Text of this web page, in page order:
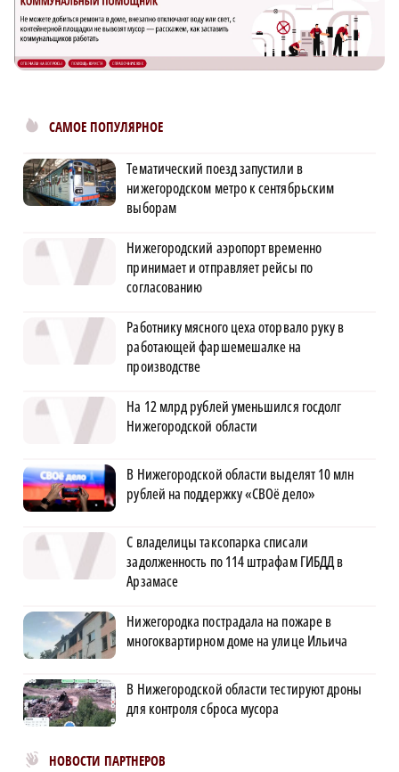
САМОЕ ПОПУЛЯРНОЕ
Тематический поезд запустили в
нижегородском метро к сентябрьским
выборам
Нижегородский аэропорт временно
принимает и отправляет рейсы по
согласованию
Работнику мясного цеха оторвало руку в
работающей фаршемешалке на
производстве
На 12 млрд рублей уменьшился госдолг
Нижегородской области
В Нижегородской области выделят 10 млн
рублей на поддержку «СВОё дело»
С владелицы таксопарка списали
задолженность по 114 штрафам ГИБДД в
Арзамасе
Нижегородка пострадала на пожаре в
многоквартирном доме на улице Ильича
В Нижегородской области тестируют дроны
для контроля сброса мусора
НОВОСТИ ПАРТНЕРОВ
Новости МирТесен